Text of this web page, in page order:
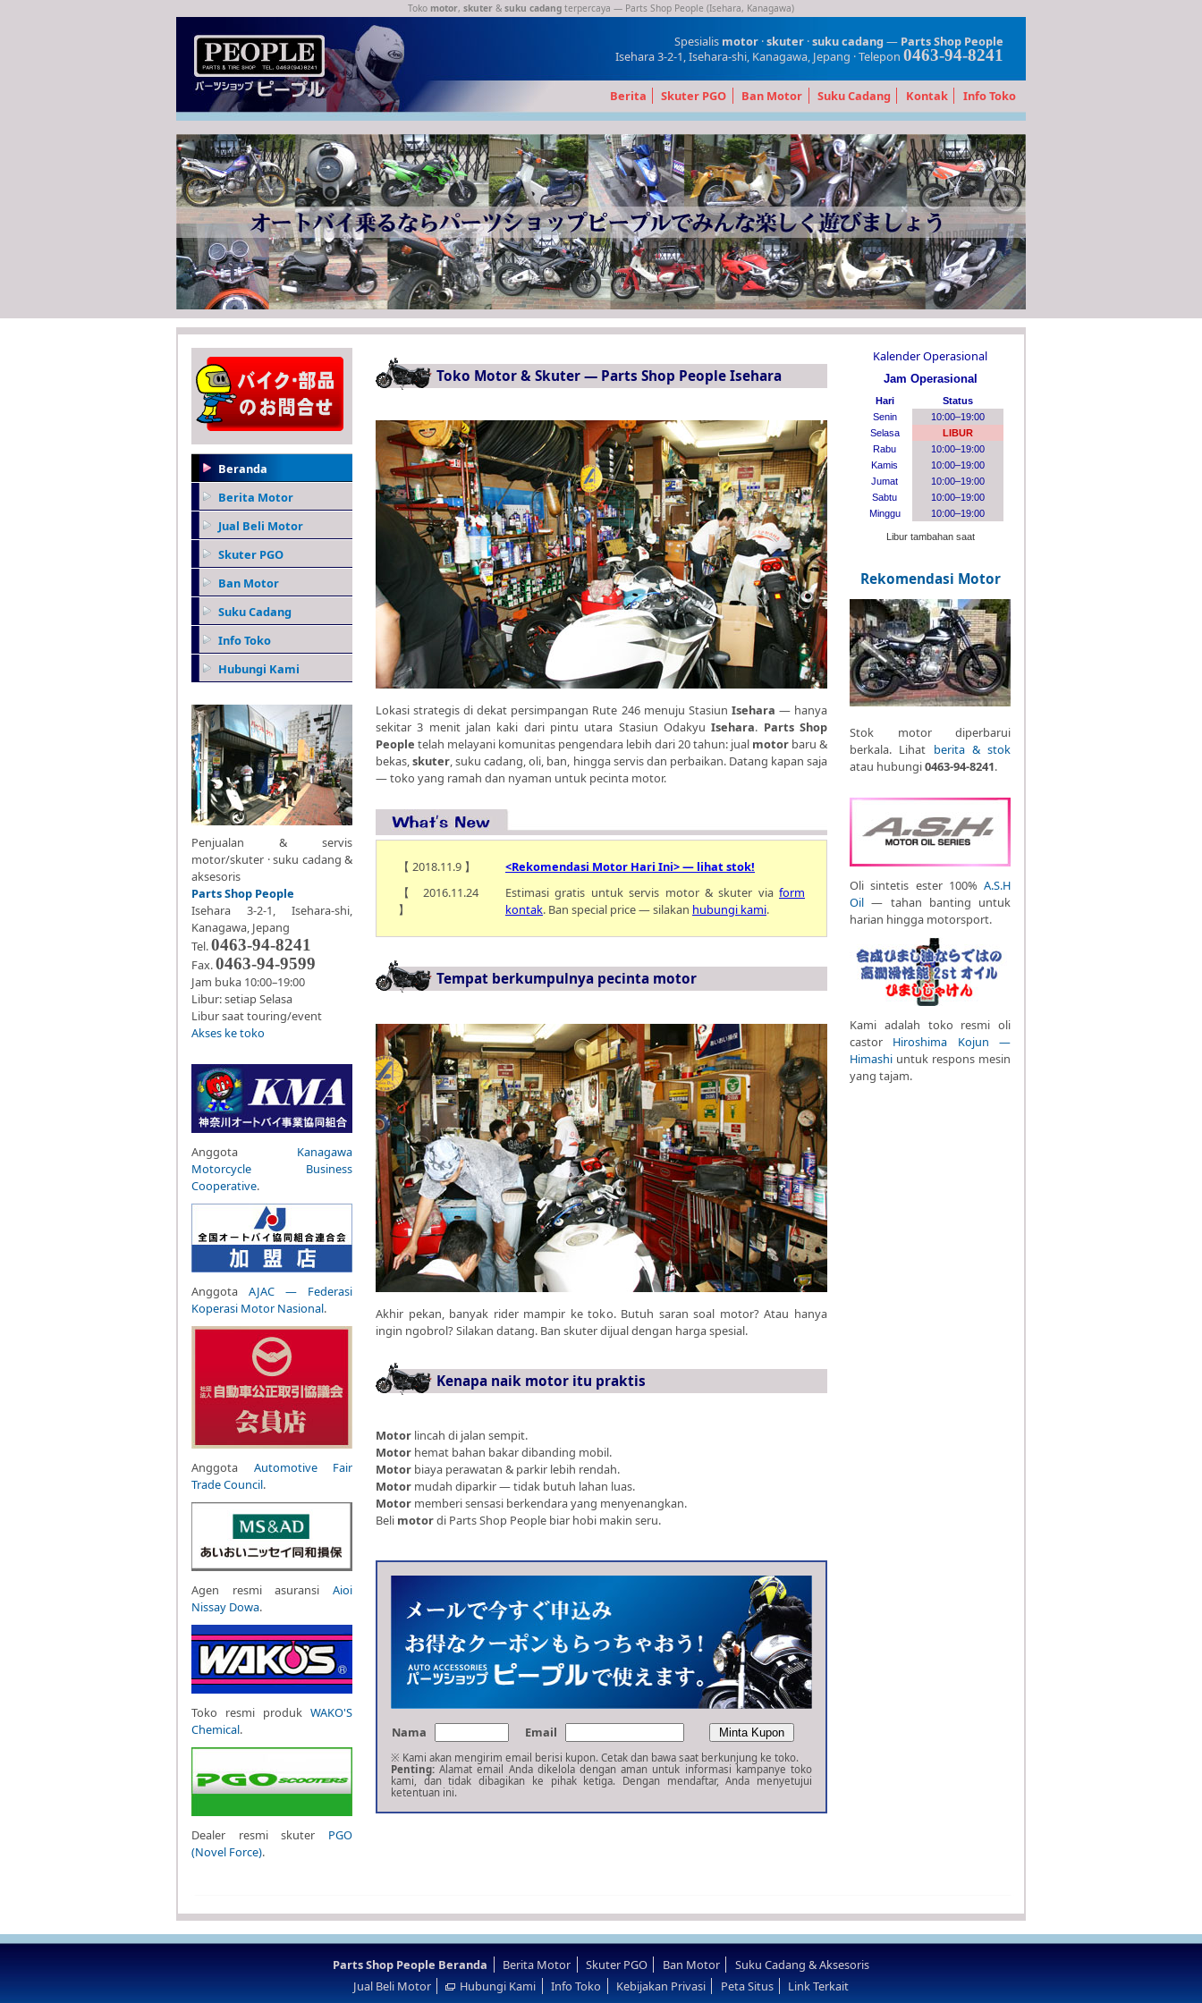
Toko motor, skuter & suku cadang terpercaya — Parts Shop People (Isehara, Kanagawa)
Spesialis motor ·skuter ·suku cadang— Parts Shop People
Isehara 3-2-1, Isehara-shi, Kanagawa, Jepang · Telepon 0463-94-8241
Berita Skuter PGO Ban Motor Suku Cadang Kontak Info Toko
Toko Motor & Skuter — Parts Shop People Isehara
Lokasi strategis di dekat persimpangan Rute 246 menuju Stasiun Isehara — hanya
sekitar 3 menit jalan kaki dari pintu utara Stasiun OdakyuIsehara. Parts Shop
People telah melayani komunitas pengendara lebih dari 20 tahun: jual motor baru &
bekas,skuter , suku cadang, oli, ban, hingga servis dan perbaikan. Datang kapan saja
— toko yang ramah dan nyaman untuk pecinta motor.
【 2018.11.9 】
<Rekomendasi Motor Hari Ini> — lihat stok!
【 2016.11.24
】
Estimasi gratis untuk servis motor & skuter via form
kontak. Ban special price — silakan hubungi kami.
Tempat berkumpulnya pecinta motor
Akhir pekan, banyak rider mampir ke toko. Butuh saran soal motor? Atau hanya
ingin ngobrol? Silakan datang. Ban skuter dijual dengan harga spesial.
Kenapa naik motor itu praktis
Motor lincah di jalan sempit.
Motor hemat bahan bakar dibanding mobil.
Motor biaya perawatan & parkir lebih rendah.
Motor mudah diparkir — tidak butuh lahan luas.
Motor memberi sensasi berkendara yang menyenangkan.
Beli motordi Parts Shop People biar hobi makin seru.
Nama Email
※ Kami akan mengirim email berisi kupon. Cetak dan bawa saat berkunjung ke toko.
Penting: Alamat email Anda dikelola dengan aman untuk informasi kampanye toko
kami, dan tidak dibagikan ke pihak ketiga. Dengan mendaftar, Anda menyetujui
ketentuan ini.
Kalender Operasional
Rekomendasi Motor
Stok motor diperbarui
berkala. Lihat berita & stok
atau hubungi0463-94-8241.
Oli sintetis ester 100% A.S.H
Oil — tahan banting untuk
harian hingga motorsport.
Kami adalah toko resmi oli
castor Hiroshima Kojun —
Himashi untuk respons mesin
yang tajam.
Beranda
Berita Motor
Jual Beli Motor
Skuter PGO
Ban Motor
Suku Cadang
Info Toko
Hubungi Kami
Penjualan & servis
motor/skuter · suku cadang &
aksesoris
Parts Shop People
Isehara 3-2-1, Isehara-shi,
Kanagawa, Jepang
Tel.0463-94-8241
Fax.0463-94-9599
Jam buka 10:00–19:00
Libur: setiap Selasa
Libur saat touring/event
Akses ke toko
Anggota Kanagawa
Motorcycle Business
Cooperative.
Anggota AJAC — Federasi
Koperasi Motor Nasional.
Anggota Automotive Fair
Trade Council.
Agen resmi asuransi Aioi
Nissay Dowa.
Toko resmi produk WAKO'S
Chemical.
Dealer resmi skuter PGO
(Novel Force).
Parts Shop People Beranda Berita Motor Skuter PGO Ban Motor
Suku Cadang & Aksesoris
Jual Beli Motor
Hubungi Kami Info Toko Kebijakan Privasi Peta Situs Link Terkait